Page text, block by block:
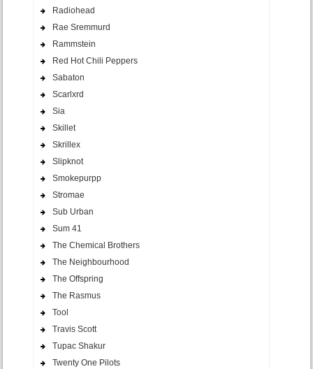
Radiohead
Rae Sremmurd
Rammstein
Red Hot Chili Peppers
Sabaton
Scarlxrd
Sia
Skillet
Skrillex
Slipknot
Smokepurpp
Stromae
Sub Urban
Sum 41
The Chemical Brothers
The Neighbourhood
The Offspring
The Rasmus
Tool
Travis Scott
Tupac Shakur
Twenty One Pilots